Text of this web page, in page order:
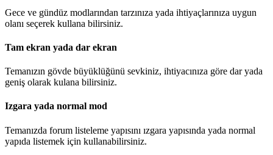
Gece ve gündüz modlarından tarzınıza yada ihtiyaçlarınıza uygun
olanı seçerek kullana bilirsiniz.
Tam ekran yada dar ekran
Temanızın gövde büyüklüğünü sevkiniz, ihtiyacınıza göre dar yada
geniş olarak kulana bilirsiniz.
Izgara yada normal mod
Temanızda forum listeleme yapısını ızgara yapısında yada normal
yapıda listemek için kullanabilirsiniz.